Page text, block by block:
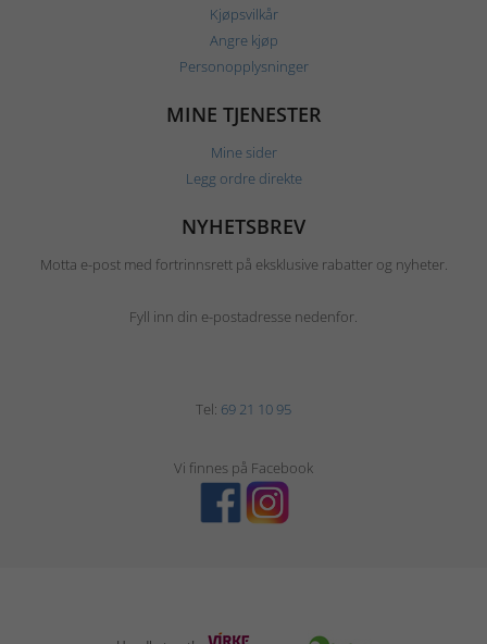
Kjøpsvilkår
Angre kjøp
Personopplysninger
MINE TJENESTER
Mine sider
Legg ordre direkte
NYHETSBREV
Motta e-post med fortrinnsrett på eksklusive rabatter og nyheter.
Fyll inn din e-postadresse nedenfor.
Tel: 69 21 10 95
Vi finnes på Facebook